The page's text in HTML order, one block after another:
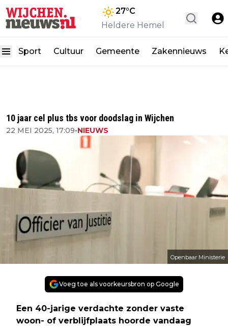
27°C
Heldere Hemel
Sport Cultuur Gemeente Zakennieuws
10 jaar cel plus tbs voor doodslag in Wijchen
22 MEI 2025, 17:09•NIEUWS
Openbaar Ministerie
Voeg toe als voorkeursbron op Google
Een 40-jarige verdachte zonder vaste
woon- of verblijfplaats hoorde vandaag